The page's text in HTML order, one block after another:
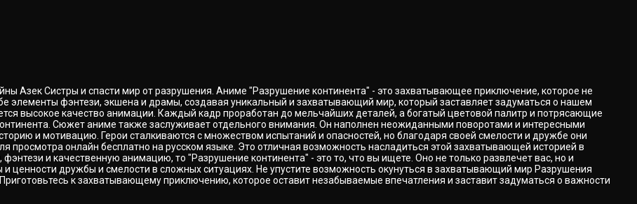
Азек Систры и спасти мир от разрушения. Аниме "Разрушение континента" - это захватывающее приключение, которое не
элементы фэнтези, экшена и драмы, создавая уникальный и захватывающий мир, который заставляет задуматься о нашем
высокое качество анимации. Каждый кадр проработан до мельчайших деталей, а богатый цветовой палитр и потрясающие
Сюжет аниме также заслуживает отдельного внимания. Он наполнен неожиданными поворотами и интересными
и мотивацию. Герои сталкиваются с множеством испытаний и опасностей, но благодаря своей смелости и дружбе они
просмотра онлайн бесплатно на русском языке. Это отличная возможность насладиться этой захватывающей историей в
и качественную анимацию, то "Разрушение континента" - это то, что вы ищете. Оно не только развлечет вас, но и
ценности дружбы и смелости в сложных ситуациях. Не упустите возможность окунуться в захватывающий мир Разрушения
к захватывающему приключению, которое оставит незабываемые впечатления и заставит задуматься о важности